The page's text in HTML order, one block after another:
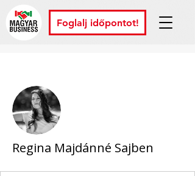
Foglalj időpontot!
Regina Majdánné Sajben